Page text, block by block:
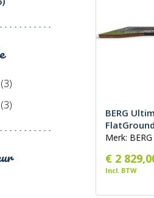
BERG
Merk: BERG
€ 2
Incl. BTW